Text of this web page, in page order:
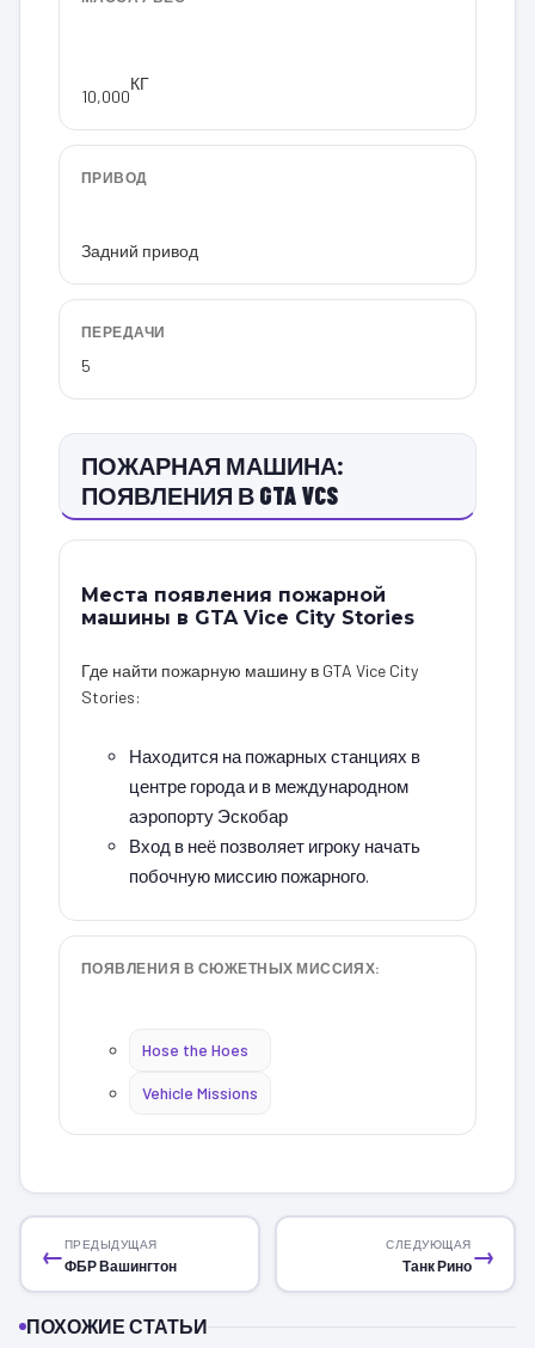
10,000
КГ
ПРИВОД
Задний привод
ПЕРЕДАЧИ
5
ПОЖАРНАЯ МАШИНА:
ПОЯВЛЕНИЯ В GTA VCS
Места появления пожарной
машины в GTA Vice City Stories
Где найти пожарную машину в GTA Vice City
Stories:
Находится на пожарных станциях в
центре города и в международном
аэропорту Эскобар
Вход в неё позволяет игроку начать
побочную миссию пожарного.
ПОЯВЛЕНИЯ В СЮЖЕТНЫХ МИССИЯХ:
Hose the Hoes
Vehicle Missions
←ПРЕДЫДУЩАЯ
ФБР Вашингтон →
СЛЕДУЮЩАЯ
Танк Рино
ПОХОЖИЕ СТАТЬИ